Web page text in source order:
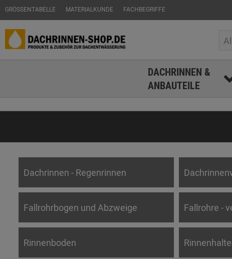
GRÖSSENTABELLE MATERIALKUNDE FACHBEGRIFFE
DACHRINNEN &
ANBAUTEILE
Dachrinnen - Regenrinnen
Fallrohrbogen und Abzweige Fallrohre -
Rinnenboden